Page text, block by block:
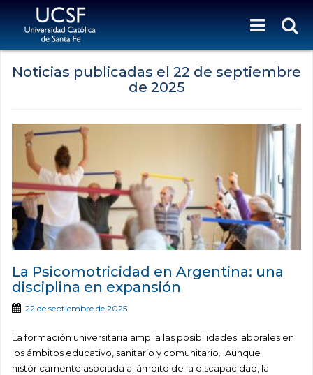
Noticias publicadas el 22 de septiembre
de 2025
La Psicomotricidad en Argentina: una
disciplina en expansión
22 de septiembre de 2025
La formación universitaria amplia las posibilidades laborales en
los ámbitos educativo, sanitario y comunitario. Aunque
históricamente asociada al ámbito de la discapacidad, la